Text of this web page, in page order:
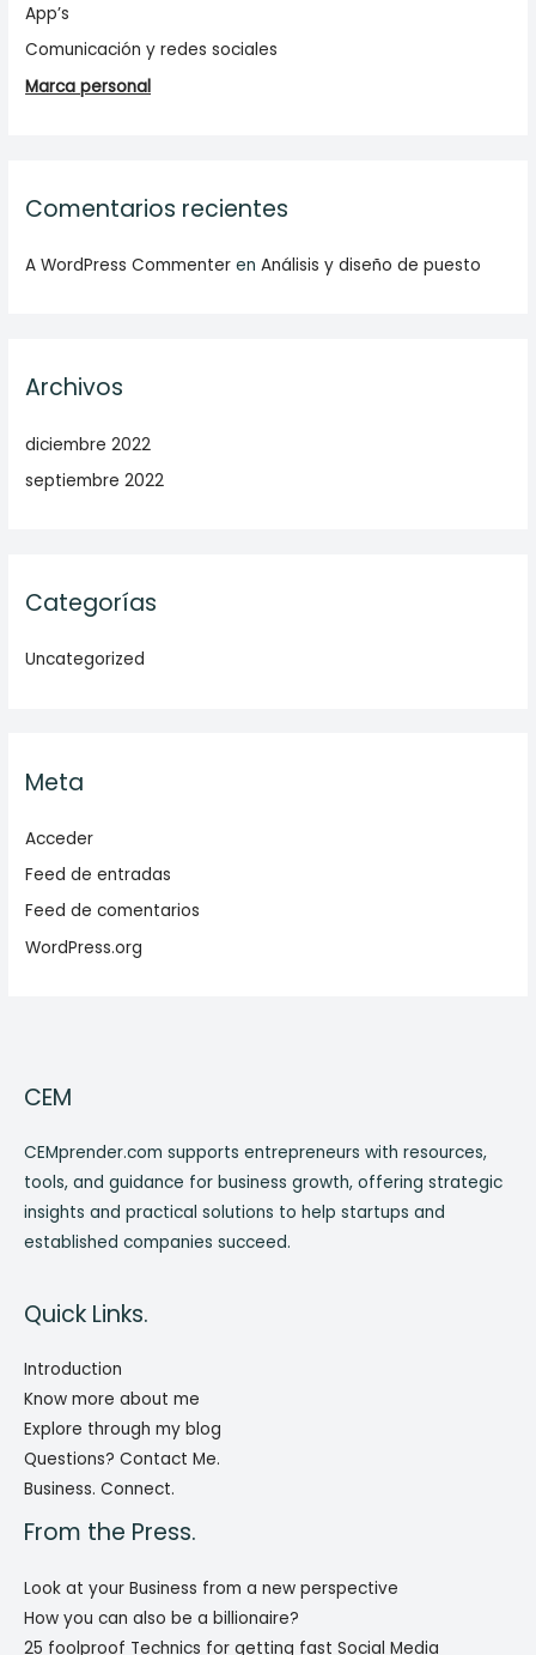
:App’s
Comunicación y redes sociales
Marca personal
Comentarios recientes
A WordPress Commenter enAnálisis y diseño de puesto
Archivos
diciembre 2022
septiembre 2022
Categorías
Uncategorized
Meta
Acceder
Feed de entradas
Feed de comentarios
WordPress.org
CEM
CEMprender.com supports entrepreneurs with resources,
tools, and guidance for business growth, offering strategic
insights and practical solutions to help startups and
established companies succeed.
Quick Links.
Introduction
Know more about me
Explore through my blog
Questions? Contact Me.
Business. Connect.
From the Press.
Look at your Business from a new perspective
How you can also be a billionaire?
25 foolproof Technics for getting fast Social Media